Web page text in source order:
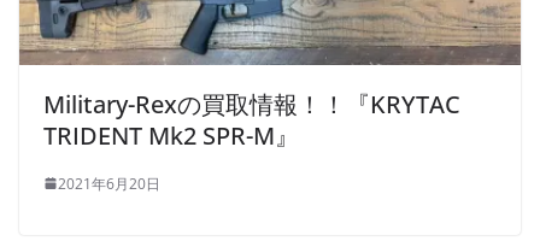
Military-Rexの買取情報！！『KRYTAC
TRIDENT Mk2 SPR-M』
2021年6月20日